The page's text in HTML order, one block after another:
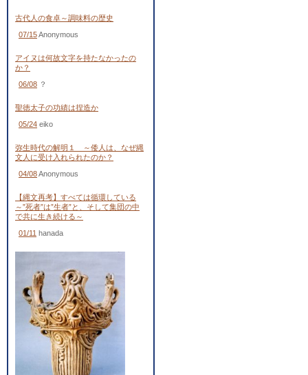
古代人の食卓～調味料の歴史
07/15Anonymous
アイヌは何故文字を持たなかったの
か？
06/08 ？
聖徳太子の功績は捏造か
05/24 eiko
弥生時代の解明１ ～倭人は、なぜ縄
文人に受け入れられたのか？
04/08Anonymous
【縄文再考】すべては循環している
～”死者”は”生者”と、そして集団の中
で共に生き続ける～
01/11 hanada